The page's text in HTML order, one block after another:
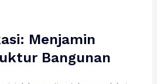
Menjamin
Bangunan